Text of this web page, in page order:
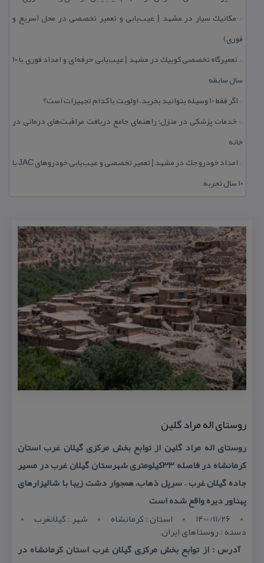
:: مكانیك سیار در مشهد | عیب‌یابی و تعمیر تخصصی در محل (سریع و
فوری)
::
تعمیرگاه تخصصی كوییك در مشهد | عیب‌یابی حرفه‌ای و امداد فوری با ۱۰
سال سابقه
:: اگر فقط 10 وسیله بتوانید بخرید، اولویت با كدام تجهیزات است؟
:: خدمات پزشكی در منزل؛ راهنمای جامع دریافت مراقبت‌های درمانی در
خانه
::
امداد خودرو جك در مشهد | تعمیر تخصصی و عیب‌یابی خودروهای JAC با
۱۰ سال تجربه
روستای اله مراد گلین
روستای اله مراد گلین از توابع بخش مركزی گیلان غرب استان
كرمانشاه در فاصله ۳۳كیلومتری شهرستان گیلان غرب در مسیر
جاده گیلان غرب – سرپل ذهاب، همجوار دشت زیبا با شالیزارهای
پهناور دیره واقع شده است
1400/11/26
استان : کرمانشاه شهر : گيلانغرب
دسته : روستاهای ایران
آدرس : از توابع بخش مركزی گیلان غرب استان كرمانشاه در